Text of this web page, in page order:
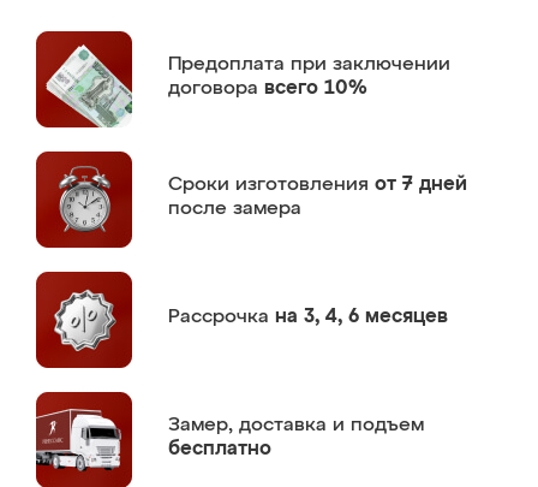
Предоплата при заключении
договора всего 10%
Сроки изготовления от 7 дней
после замера
Рассрочка на 3, 4, 6 месяцев
Замер, доставка и подъем
бесплатно